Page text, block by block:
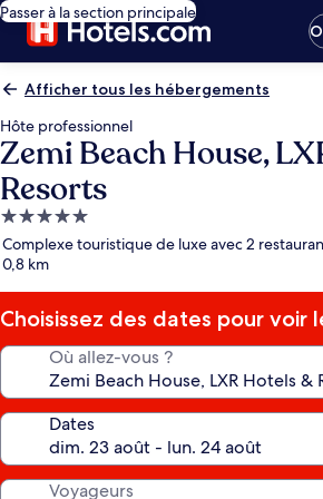
Passer à la section principale
Afficher tous les hébergements
Hôte professionnel
Zemi Beach House,
Resorts
Hébergement
5.0 étoiles
Complexe touristique de luxe avec 2
0,8 km
Choisissez des dates pour voir
Où allez-vous ?
Dates
Voyageurs